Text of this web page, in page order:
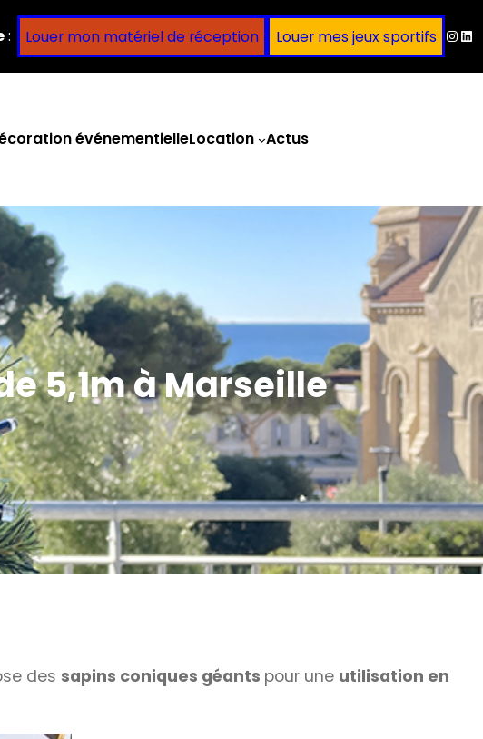
: Louer mon matériel de réception Louer mes jeux sportifs
événementielleLocation Actus
5,1m à Marseille
des sapins coniques géants pour une utilisation en